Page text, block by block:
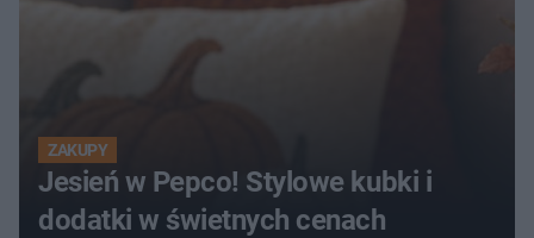
ZAKUPY
Jesień w Pepco! Stylowe kubki i
dodatki w świetnych cenach